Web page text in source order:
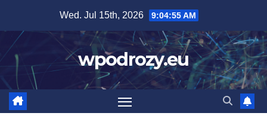
content
Wed. Jul 15th, 2026 9:04:56 AM
wpodrozy.eu